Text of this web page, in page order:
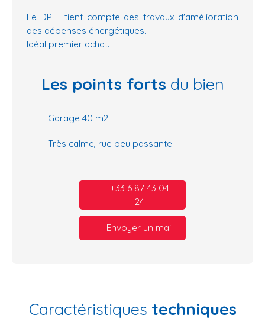
Le DPE tient compte des travaux d'amélioration
des dépenses énergétiques.
Idéal premier achat.
Les points forts du bien
Garage 40 m2
Très calme, rue peu passante
+33 6 87 43 04
24
Envoyer un mail
Caractéristiques techniques